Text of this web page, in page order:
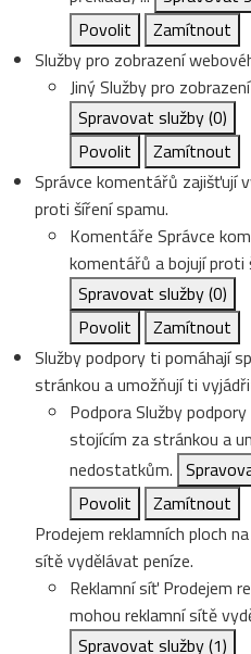
Povolit
Zamítnout
Služby pro zobrazení
JinýSlužby pro
Spravovat služby(0)
Povolit
Zamítnout
Správce komentářů zajišťují
proti šíření spamu.
Komentáře Správce
komentářů a bojují proti
Spravovat služby(0)
Povolit
Zamítnout
Služby podpory ti pomáhají
stránkou a umožňují ti
PodporaSlužby
stojícím za stránkou a
nedostatkům.
Povolit
Zamítnout
Prodejem reklamních ploch
sítě vydělávat peníze.
Reklamní síť Prodejem
mohou reklamní sítě
Spravovat služby(1)